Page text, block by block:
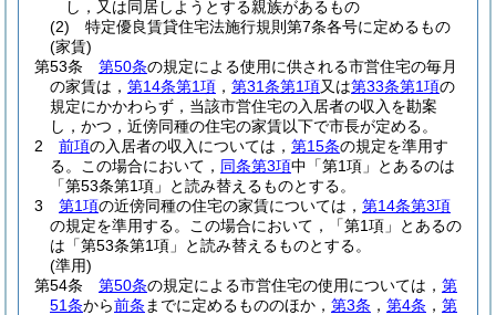
し，又は同居しようとする親族があるもの
(2)
特定優良賃貸住宅法施行規則第7条各号に定めるもの
(家賃)
第53条
第50条の規定による使用に供される市営住宅の毎月
の家賃は， 第14条第1項 ， 第31条第1項又は第33条第1項の
規定にかかわらず，当該市営住宅の入居者の収入を勘案
し，かつ，近傍同種の住宅の家賃以下で市長が定める。
2
前項の入居者の収入については， 第15条の規定を準用す
る。
この場合において， 同条第3項中「第1項」とあるのは
「第53条第1項」と読み替えるものとする。
3
第1項の近傍同種の住宅の家賃については， 第14条第3項
の規定を準用する。
この場合において，「第1項」とあるの
は「第53条第1項」と読み替えるものとする。
(準用)
第54条
第50条の規定による市営住宅の使用については， 第
51条から前条 までに定めるもののほか， 第3条 ， 第4条 ， 第